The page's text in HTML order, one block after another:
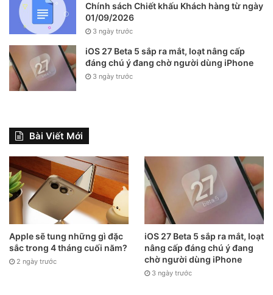
Chính sách Chiết khấu Khách hàng từ ngày
01/09/2026
3 ngày trước
iOS 27 Beta 5 sắp ra mắt, loạt nâng cấp
đáng chú ý đang chờ người dùng iPhone
3 ngày trước
Bài Viết Mới
Apple sẽ tung những gì đặc
sắc trong 4 tháng cuối năm?
2 ngày trước
iOS 27 Beta 5 sắp ra mắt, loạt
nâng cấp đáng chú ý đang
chờ người dùng iPhone
3 ngày trước